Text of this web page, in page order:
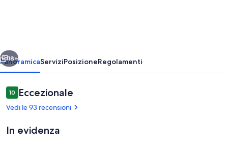
macchina
privato
Avanti
18+
PanoramicaServiziPosizioneRegolamenti
Recensioni
1010 su 10
Eccezionale
Vedi le 93 recensioni
In evidenza